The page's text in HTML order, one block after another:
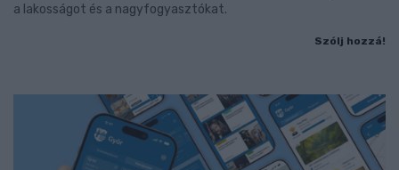
a lakosságot és a nagyfogyasztókat.
Szólj hozzá!